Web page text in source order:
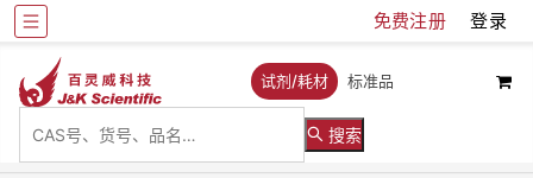
免费注册 登录
试剂/耗材 标准品
搜索